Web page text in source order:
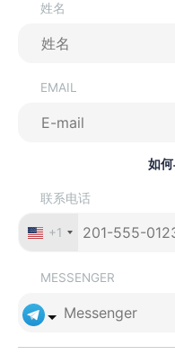
姓名
EMAIL
如
联系电话
+1
MESSENGER